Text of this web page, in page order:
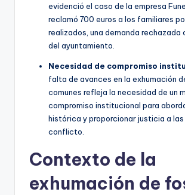
evidenció el caso de la empresa
reclamó 700 euros a los familiares
realizados, una demanda rechazada
del ayuntamiento.
Necesidad de compromiso
falta de avances en la exhumación
comunes refleja la necesidad de un
compromiso institucional para
histórica y proporcionar justicia a
conflicto.
Contexto de la
exhumación de